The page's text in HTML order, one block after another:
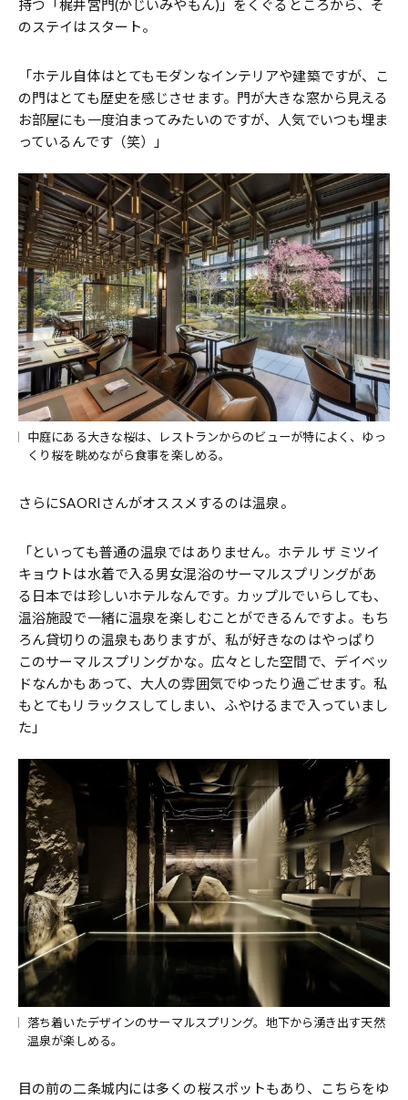
持つ「梶井宮門(かじいみやもん)」をくぐるところから、そ
のステイはスタート。
「ホテル自体はとてもモダンなインテリアや建築ですが、こ
の門はとても歴史を感じさせます。門が大きな窓から見える
お部屋にも一度泊まってみたいのですが、人気でいつも埋ま
っているんです（笑）」
中庭にある大きな桜は、レストランからのビューが特によく、ゆっ
くり桜を眺めながら食事を楽しめる。
さらにSAORIさんがオススメするのは温泉。
「といっても普通の温泉ではありません。ホテル ザ ミツイ
キョウトは水着で入る男女混浴のサーマルスプリングがあ
る日本では珍しいホテルなんです。カップルでいらしても、
温浴施設で一緒に温泉を楽しむことができるんですよ。もち
ろん貸切りの温泉もありますが、私が好きなのはやっぱり
このサーマルスプリングかな。広々とした空間で、デイベッ
ドなんかもあって、大人の雰囲気でゆったり過ごせます。私
もとてもリラックスしてしまい、ふやけるまで入っていまし
た」
落ち着いたデザインのサーマルスプリング。地下から湧き出す天然
温泉が楽しめる。
目の前の二条城内には多くの桜スポットもあり、こちらをゆ